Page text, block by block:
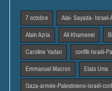
7 octobre Alai- Sayada- Israel-
Alain Azria Ali Khamenei
Caroline Yadan conflit-Israël-
Emmanuel Macron Etats Unis
Gaza-armée-Palestiniens-Israël-